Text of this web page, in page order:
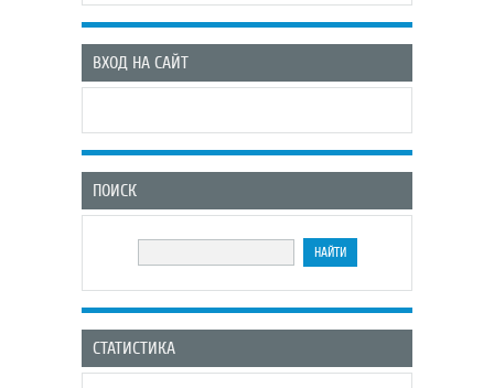
ВХОД НА САЙТ
ПОИСК
СТАТИСТИКА